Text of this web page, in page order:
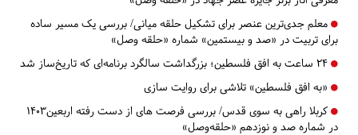
معلم جدی‌ترین عنصر برای تشکیل حلقه میانی/ بررسی یک مسیر ساده
برای تربیت در «صد و بیستمین» شماره «حلقه وصل»
۲۴ ساعت به افق فلسطین؛ بزرگداشت سالگرد برنامه‌ای که تاریخ‌ساز شد
«به افق فلسطین» تلاشی برای روایت سازی
کربلا راهی به سوی قدس/ بررسی فرصت های از دست رفته اربعین1403
در شماره صد و نوزدهم «حلقه‌وصل»